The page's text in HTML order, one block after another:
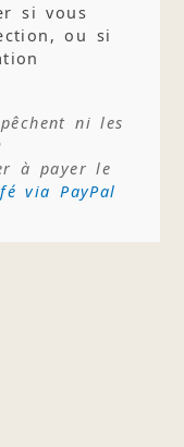
si vous
ou si
ni les
à payer le
via PayPal